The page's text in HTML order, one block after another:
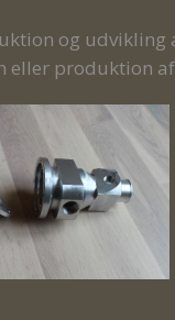
og
produktion